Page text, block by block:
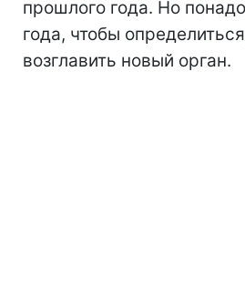
прошлого года. Но
года, чтобы
возглавить новый орган.